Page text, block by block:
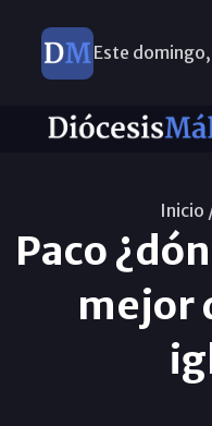
Este
Inicio
Paco
mejor